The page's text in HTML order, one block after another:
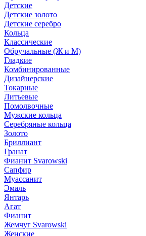
Детские
Детские золото
Детские серебро
Кольца
Классические
Обручальные (Ж и М)
Гладкие
Комбинированные
Дизайнерские
Токарные
Литьевые
Помолвочные
Мужские кольца
Серебряные кольца
Золото
Бриллиант
Гранат
Фианит Svarowski
Сапфир
Муассанит
Эмаль
Янтарь
Агат
Фианит
Жемчуг Svarowski
Женские